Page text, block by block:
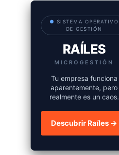
● SISTEMA OPERATIVO
DE GESTIÓN
RAÍLES
MICROGESTIÓN
Tu empresa funciona
aparentemente, pero
realmente es un caos.
Descubrir Raíles →